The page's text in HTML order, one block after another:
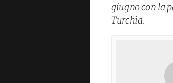
giugno con la
Turchia.